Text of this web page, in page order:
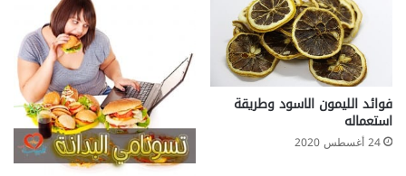
فوائد الليمون الاسود وطريقة
استعماله
24 أغسطس 2020